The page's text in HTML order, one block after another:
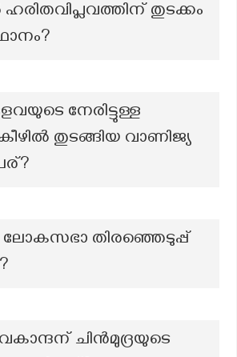
തുടക്കം
നേരിട്ടുള്ള
തുടങ്ങിയ വാണിജ്യ
തിരഞ്ഞെടുപ്പ്
ചിന്‍മുദ്രയുടെ